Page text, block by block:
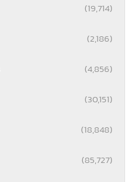
(19,714)
(2,186)
(4,856)
(30,151)
(18,848)
(85,727)